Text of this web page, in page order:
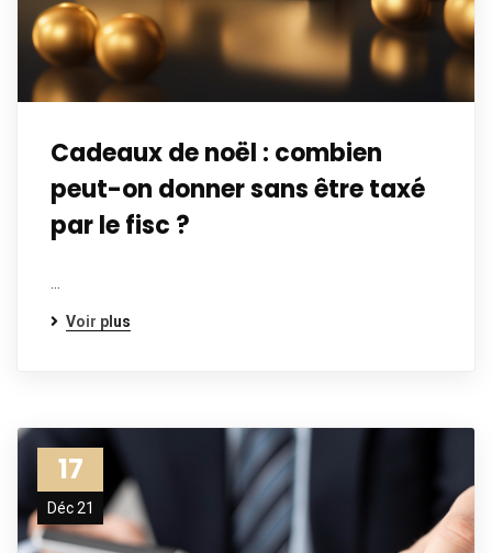
Cadeaux de noël : combien
peut-on donner sans être taxé
par le fisc ?
…
Voir plus
17
Déc 21